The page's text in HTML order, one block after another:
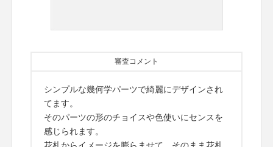
審査コメント
シンプルな幾何学パーツで綺麗にデザインされ
てます。
そのパーツの形のチョイスや色使いにセンスを
感じられます。